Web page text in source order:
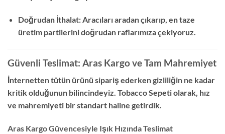
Doğrudan İthalat: Aracıları aradan çıkarıp, en taze
üretim partilerini doğrudan raflarımıza çekiyoruz.
Güvenli Teslimat: Aras Kargo ve Tam Mahremiyet
İnternetten tütün ürünü sipariş ederken gizliliğin ne kadar
kritik olduğunun bilincindeyiz. Tobacco Sepeti olarak, hız
ve mahremiyeti bir standart haline getirdik.
Aras Kargo Güvencesiyle Işık Hızında Teslimat